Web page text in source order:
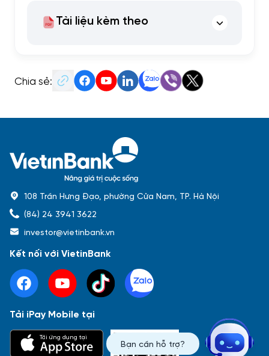
Báo cáo tài chính Thông tin giao dịch
Tài liệu kèm theo
Chia sẻ:
Bạn cần hỗ trợ?
108 Trần Hưng Đạo, phường Cửa Nam, TP. Hà Nội
(84) 24 3941 3622
investor@vietinbank.vn
Kết nối với VietinBank
Tải iPay Mobile tại
Tải ứng dụng tại